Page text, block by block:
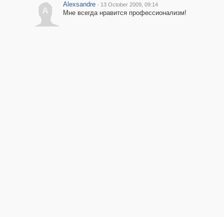
A
Alexsandre · 13 October 2009, 09:14
Мне всегда нравится профессионализм!